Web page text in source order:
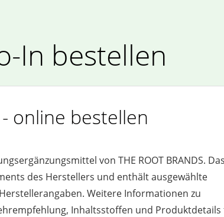
In bestellen
online bestellen
von THE ROOT BRANDS. Das
des Herstellers und enthält ausgewählte
Weitere Informationen zu
Inhaltsstoffen und Produktdetails